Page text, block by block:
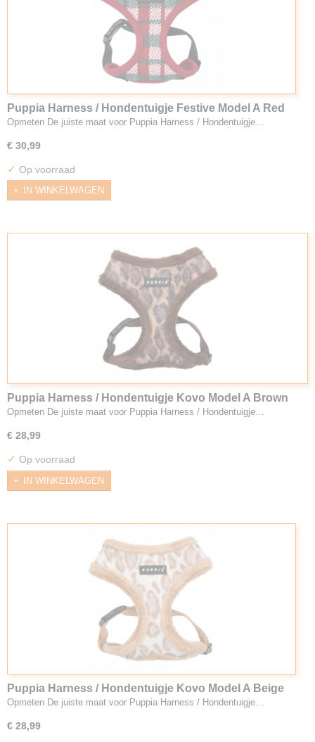
Puppia Harness / Hondentuigje Festive Model A Red
Opmeten De juiste maat voor Puppia Harness / Hondentuigje…
€ 30,99
✓ Op voorraad
IN WINKELWAGEN
Puppia Harness / Hondentuigje Kovo Model A Brown
Opmeten De juiste maat voor Puppia Harness / Hondentuigje…
€ 28,99
✓ Op voorraad
IN WINKELWAGEN
Puppia Harness / Hondentuigje Kovo Model A Beige
Opmeten De juiste maat voor Puppia Harness / Hondentuigje…
€ 28,99